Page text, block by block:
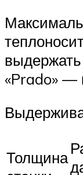
«Prado» —
Толщина